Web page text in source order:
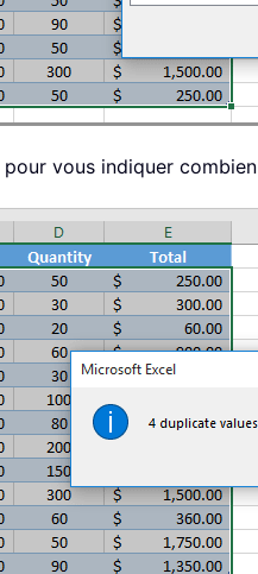
vous indiquer